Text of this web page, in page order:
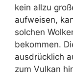
kein allzu
aufweisen,
solchen
bekommen.
ausdrücklich
zum Vulkan